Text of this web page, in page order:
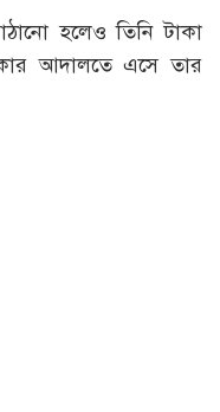
হলেও তিনি টাকা
আদালতে এসে তার